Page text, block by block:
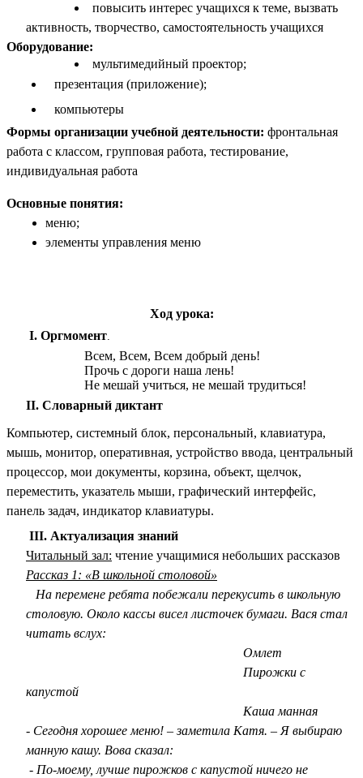
повысить интерес учащихся к теме, вызвать
активность, творчество, самостоятельность учащихся
Оборудование:
мультимедийный проектор;
презентация (приложение);
компьютеры
Формы организации учебной деятельности: фронтальная
работа с классом, групповая работа, тестирование,
индивидуальная работа
Основные понятия:
меню;
элементы управления меню
Ход урока:
I. Оргмомент.
Всем, Всем, Всем добрый день!
Прочь с дороги наша лень!
Не мешай учиться, не мешай трудиться!
II. Словарный диктант
Компьютер, системный блок, персональный, клавиатура,
мышь, монитор, оперативная, устройство ввода, центральный
процессор, мои документы, корзина, объект, щелчок,
переместить, указатель мыши, графический интерфейс,
панель задач, индикатор клавиатуры.
III. Актуализация знаний
Читальный зал: чтение учащимися небольших рассказов
Рассказ 1: «В школьной столовой»
На перемене ребята побежали перекусить в школьную
столовую. Около кассы висел листочек бумаги. Вася стал
читать вслух:
Омлет
Пирожки с
капустой
Каша манная
- Сегодня хорошее меню! – заметила Катя. – Я выбираю
манную кашу. Вова сказал:
- По-моему, лучше пирожков с капустой ничего не